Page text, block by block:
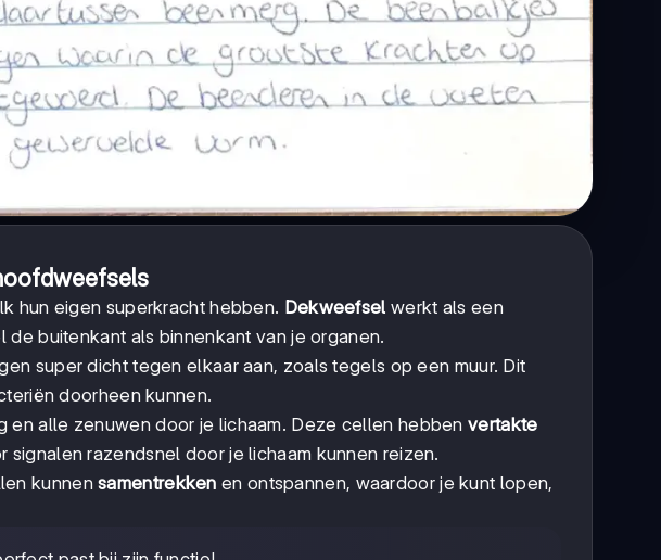
hun eigen superkracht hebben. Dekweefsel werkt als een
buitenkant als binnenkant van je organen.
super dicht tegen elkaar aan, zoals tegels op een muur. Dit
doorheen kunnen.
en alle zenuwen door je lichaam. Deze cellen hebbenvertakte
razendsnel door je lichaam kunnen reizen.
kunnensamentrekken en ontspannen, waardoor je kunt lopen,